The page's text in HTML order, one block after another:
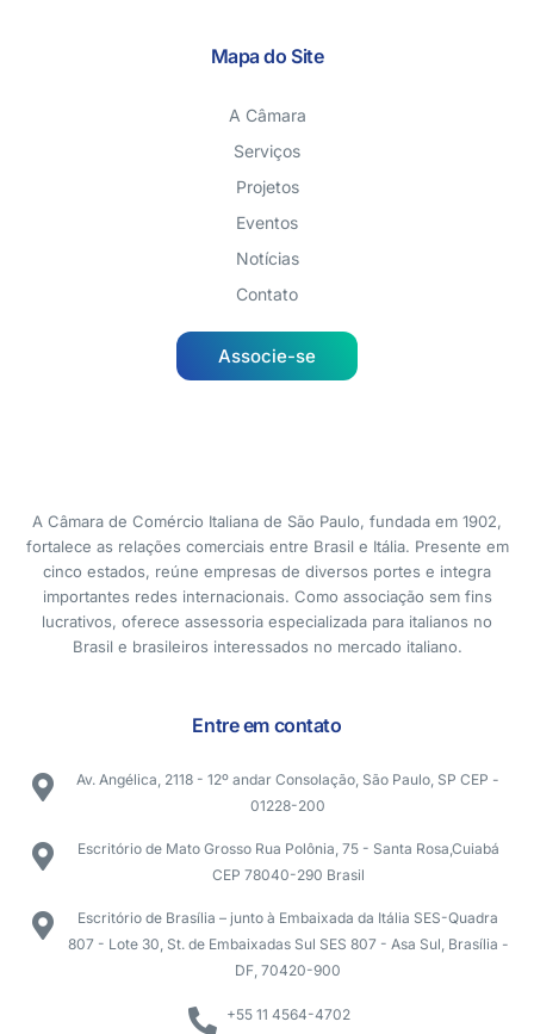
Mapa do Site
A Câmara
Serviços
Projetos
Eventos
Notícias
Contato
Associe-se
A Câmara de Comércio Italiana de São Paulo, fundada em 1902,
fortalece as relações comerciais entre Brasil e Itália. Presente em
cinco estados, reúne empresas de diversos portes e integra
importantes redes internacionais. Como associação sem fins
lucrativos, oferece assessoria especializada para italianos no
Brasil e brasileiros interessados no mercado italiano.
Entre em contato
Av. Angélica, 2118 - 12º andar Consolação, São Paulo, SP CEP -
01228-200
Escritório de Mato Grosso Rua Polônia, 75 - Santa Rosa,Cuiabá
CEP 78040-290 Brasil
Escritório de Brasília – junto à Embaixada da Itália SES-Quadra
807 - Lote 30, St. de Embaixadas Sul SES 807 - Asa Sul, Brasília -
DF, 70420-900
+55 11 4564-4702